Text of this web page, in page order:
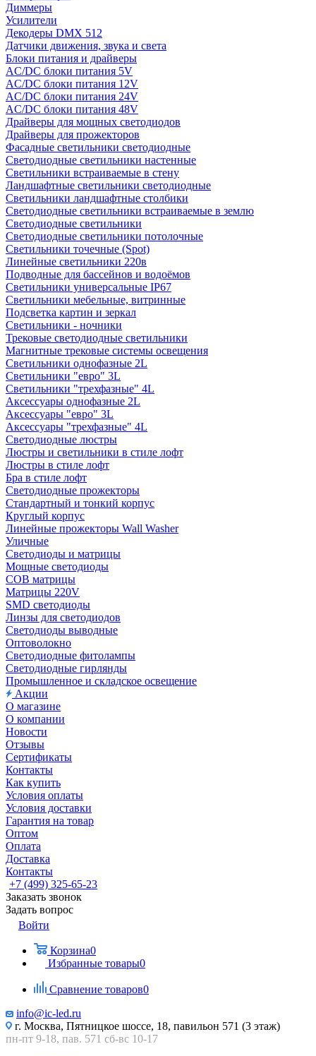
Диммеры
Усилители
Декодеры DMX 512
Датчики движения, звука и света
Блоки питания и драйверы
AC/DC блоки питания 5V
AC/DC блоки питания 12V
AC/DC блоки питания 24V
AC/DC блоки питания 48V
Драйверы для мощных светодиодов
Драйверы для прожекторов
Фасадные светильники светодиодные
Светодиодные светильники настенные
Светильники встраиваемые в стену
Ландшафтные светильники светодиодные
Светильники ландшафтные столбики
Светодиодные светильники встраиваемые в землю
Светодиодные светильники
Светодиодные светильники потолочные
Светильники точечные (Spot)
Линейные светильники 220в
Подводные для бассейнов и водоёмов
Светильники универсальные IP67
Светильники мебельные, витринные
Подсветка картин и зеркал
Светильники - ночники
Трековые светодиодные светильники
Магнитные трековые системы освещения
Светильники однофазные 2L
Светильники "евро" 3L
Светильники "трехфазные" 4L
Аксессуары однофазные 2L
Аксессуары "евро" 3L
Аксессуары "трехфазные" 4L
Светодиодные люстры
Люстры и светильники в стиле лофт
Люстры в стиле лофт
Бра в стиле лофт
Светодиодные прожекторы
Стандартный и тонкий корпус
Круглый корпус
Линейные прожекторы Wall Washer
Уличные
Светодиоды и матрицы
Мощные светодиоды
COB матрицы
Матрицы 220V
SMD светодиоды
Линзы для светодиодов
Светодиоды выводные
Оптоволокно
Светодиодные фитолампы
Светодиодные гирлянды
Промышленное и складское освещение
Акции
О магазине
О компании
Новости
Отзывы
Сертификаты
Контакты
Как купить
Условия оплаты
Условия доставки
Гарантия на товар
Оптом
Оплата
Доставка
Контакты
+7 (499) 325-65-23
Заказать звонок
Задать вопрос
Войти
Корзина0
Избранные товары0
Сравнение товаров0
info@ic-led.ru
г. Москва, Пятницкое шоссе, 18, павильон 571 (3 этаж)
пн-пт 9-18, пав. 571 сб-вс 10-17